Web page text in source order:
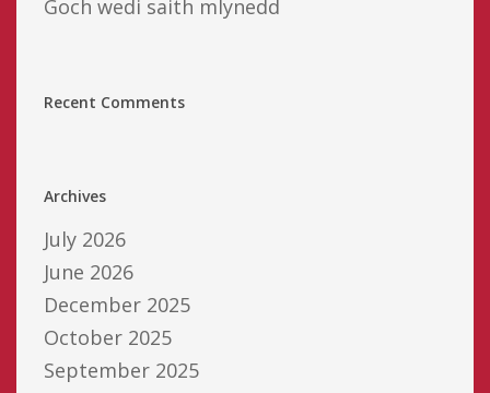
Goch wedi saith mlynedd
Recent Comments
Archives
July 2026
June 2026
December 2025
October 2025
September 2025